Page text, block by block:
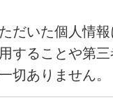
だいた個人情報
することや第
切ありません。